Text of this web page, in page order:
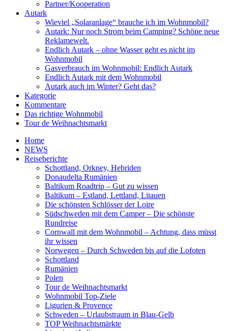
Partner/Kooperation
Autark
Wieviel „Solaranlage“ brauche ich im Wohnmobil?
Autark: Nur noch Strom beim Camping? Schöne neue
Reklamewelt.
Endlich Autark – ohne Wasser geht es nicht im
Wohnmobil
Gasverbrauch im Wohnmobil: Endlich Autark
Endlich Autark mit dem Wohnmobil
Autark auch im Winter? Geht das?
Kategorie
Kommentare
Das richtige Wohnmobil
Tour de Weihnachtsmarkt
Home
NEWS
Reiseberichte
Schottland, Orkney, Hebriden
Donaudelta Rumänien
Baltikum Roadtrip – Gut zu wissen
Baltikum – Estland, Lettland, Litauen
Die schönsten Schlösser der Loire
Südschweden mit dem Camper – Die schönste
Rundreise
Cornwall mit dem Wohnmobil – Achtung, dass müsst
ihr wissen
Norwegen – Durch Schweden bis auf die Lofoten
Schottland
Rumänien
Polen
Tour de Weihnachtsmarkt
Wohnmobil Top-Ziele
Ligurien & Provence
Schweden – Urlaubstraum in Blau-Gelb
TOP Weihnachtsmärkte